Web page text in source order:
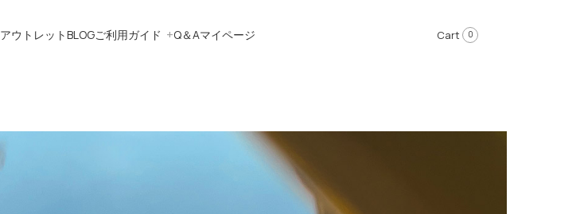
アウトレットBLOGご利用ガイド Q＆Aマイページ Cart 0